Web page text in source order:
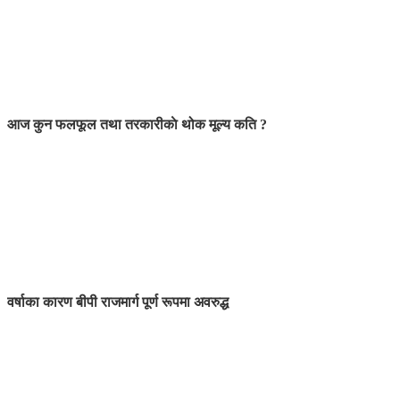
आज कुन फलफूल तथा तरकारीकाे थोक मूल्य कति ?
वर्षाका कारण बीपी राजमार्ग पूर्ण रूपमा अवरुद्ध